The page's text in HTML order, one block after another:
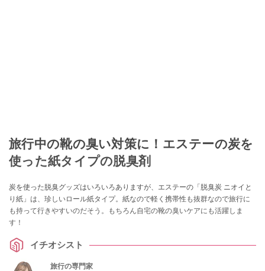
旅行中の靴の臭い対策に！エステーの炭を
使った紙タイプの脱臭剤
炭を使った脱臭グッズはいろいろありますが、エステーの「脱臭炭 ニオイと
り紙」は、珍しいロール紙タイプ。紙なので軽く携帯性も抜群なので旅行に
も持って行きやすいのだそう。もちろん自宅の靴の臭いケアにも活躍しま
す！
イチオシスト
旅行の専門家